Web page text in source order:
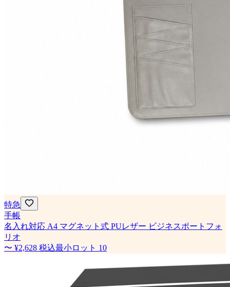
特急
手帳
名入れ対応 A4 マグネット式 PUレザー ビジネスポートフォ
リオ
〜 ¥2,628 税込最小ロット 10